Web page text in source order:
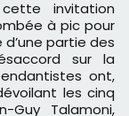
invitation
à pic pour
partie des
sur la
ont,
les cinq
Talamoni,